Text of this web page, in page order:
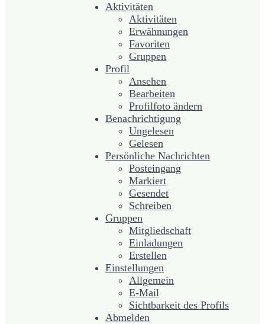
Aktivitäten
Aktivitäten
Erwähnungen
Favoriten
Gruppen
Profil
Ansehen
Bearbeiten
Profilfoto ändern
Benachrichtigung
Ungelesen
Gelesen
Persönliche Nachrichten
Posteingang
Markiert
Gesendet
Schreiben
Gruppen
Mitgliedschaft
Einladungen
Erstellen
Einstellungen
Allgemein
E-Mail
Sichtbarkeit des Profils
Abmelden